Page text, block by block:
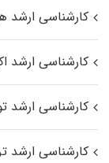
کارشناسی ارشد
کارشناسی ارشد
کارشناسی ارشد
کارشناسی ارشد